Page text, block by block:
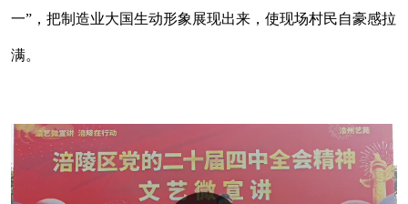
一”，把制造业大国生动形象展现出来，使现场村民自豪感拉
满。